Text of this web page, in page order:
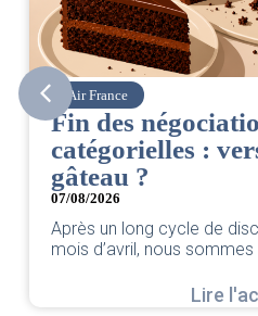
Air France
Fin des
catégorielles :
gâteau ?
07/08/2026
Après un long cycle de
mois d’avril, nous
Lire